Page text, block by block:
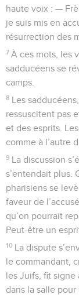
haute voix : —
je suis mis en
résurrection des
7 À ces mots, les
sadducéens se
camps.
8 Les
ressuscitent pas
et des esprits.
comme à l’autre
9 La discussion
s’entendait plus.
pharisiens se
faveur de
qu’on pourrait
Peut-être un
10 La dispute
le commandant,
les Juifs, fit signe
dans la salle